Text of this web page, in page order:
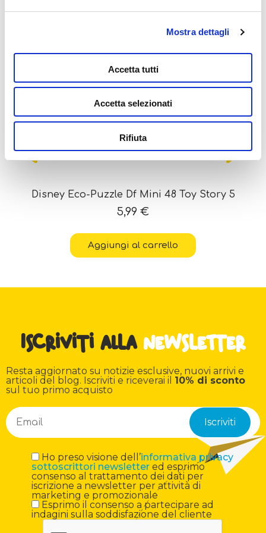
Mostra dettagli
Accetta tutti
Accetta selezionati
Rifiuta
Potrebbe interessarti
Disney Eco-Puzzle Df Mini 48 Toy Story 5
5,99 €
Aggiungi al carrello
Iscriviti alla newsletter
Resta aggiornato su notizie esclusive, nuovi arrivi e
articoli del blog. Iscriviti e riceverai il 10% di sconto
sul tuo primo acquisto
Ho preso visione dell’informativa privacy
sottoscrittori newslettered esprimo
consenso al trattamento dei dati per
iscrizione a newsletter per attività di
marketing e promozionale
Esprimo il consenso a partecipare ad
indagini sulla soddisfazione del cliente